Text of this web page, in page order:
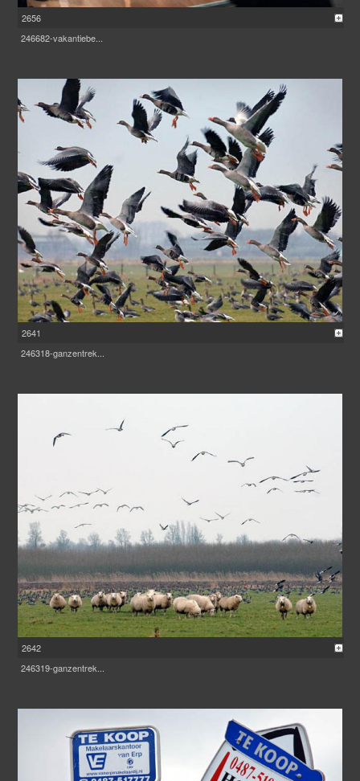
2656
246682-vakantiebe...
2641
246318-ganzentrek...
2642
246319-ganzentrek...